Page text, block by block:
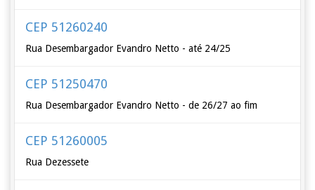
CEP 51260240
Rua Desembargador Evandro Netto - até 24/25
CEP 51250470
Rua Desembargador Evandro Netto - de 26/27 ao fim
CEP 51260005
Rua Dezessete